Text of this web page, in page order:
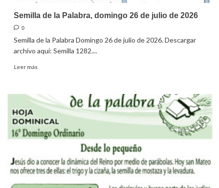
Semilla de la Palabra, domingo 26 de julio de 2026
0
Semilla de la Palabra Domingo 26 de julio de 2026. Descargar
archivo aquí: Semilla 1282....
Leer másLeer
Semilla
de
Palabra,
domingo
26
julio
de
2026